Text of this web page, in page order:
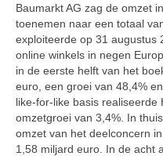
Baumarkt AG zag de omzet
toenemen naar een totaal
exploiteerde op 31 augustus
online winkels in negen
in de eerste helft van het
euro, een groei van 48,4%
like-for-like basis realiseerde
omzetgroei van 3,4%. In
omzet van het deelconcern
1,58 miljard euro. In de acht